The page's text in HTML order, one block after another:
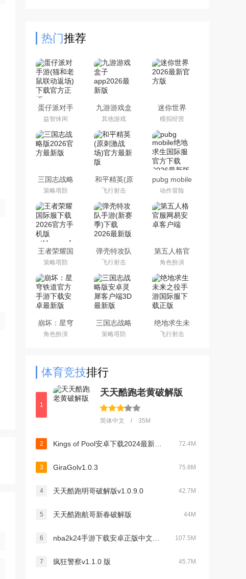
热门推荐
蛋仔派对手
游(猫和老鼠
联动返场)下
载官方正版
益智休闲
九游游戏盒
子app2026
最新版
其他游戏
迷你世界
2026最新官
方版
模拟经营
三国志战略
版2026官方
最新版
策略塔防
和平精英(原
刺激战场)官
方最新版
飞行射击
pubg mobile
绝地求生国
际服官方下
载2026最新
版本
动作冒险
王者荣耀国
际服下载
2026官方手
机版
（Honor of
Kings）
策略塔防
弹壳特攻队
手游(新赛
季)下载
2026最新版
飞行射击
第五人格官
服网易安卓
客户端
角色扮演
崩坏：星穹
铁道官方手
游下载安卓
角色扮演
三国志战略
版安卓灵犀
客户端3D最
策略塔防
绝地求生未
来之役手游
国际服下载
飞行射击
体育竞技排行
1
天天酷跑老黄破解版
简体中文 / 35M
2 72.4M
3 GiraGolv1.0.3 75.8M
4 天天酷跑明哥破解版v1.0.9.0 42.7M
5 天天酷跑航哥新春破解版 44M
6 107.5M
7 疯狂警察v1.1.0 版 45.7M